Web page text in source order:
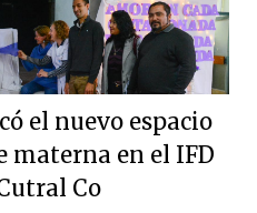
el nuevo espacio
materna en el IFD
Co